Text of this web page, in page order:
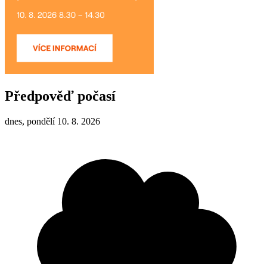
Předpověď počasí
dnes, pondělí 10. 8. 2026